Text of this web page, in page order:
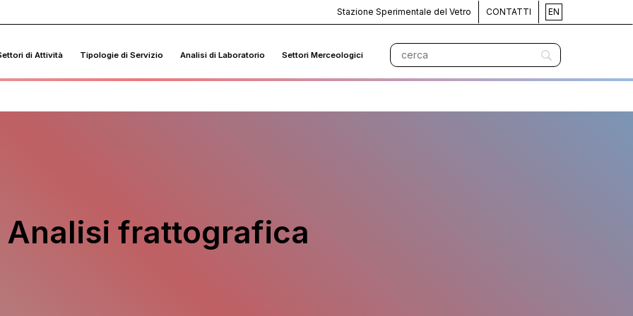
Stazione Sperimentale del Vetro CONTATTI EN
di Attività Tipologie di Servizio Analisi di Laboratorio Settori Merceologici
Analisi frattografica